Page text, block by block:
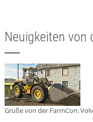
Neuigkeiten von
Grüße von der FarmCon: